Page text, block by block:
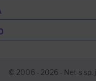
© 2006 - 2026 - Net-s sp. j.